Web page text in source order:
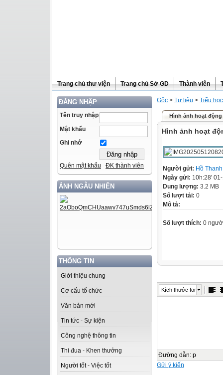
Trang chủ thư viện Trang chủ Sở GD Thành viên
ĐĂNG NHẬP
Tên truy nhập
Mật khẩu
Ghi nhớ
Quên mật khẩu ĐK thành viên
ẢNH NGẪU NHIÊN
THÔNG TIN
Giới thiệu chung
Cơ cấu tổ chức
Văn bản mới
Tin tức - Sự kiện
Công nghệ thông tin
Thi đua - Khen thưởng
Người tốt - Việc tốt
Gốc > Tư liệu > Tiểu học
Hình ảnh hoạt
Hình ảnh hoạt
Người gửi: Hồ
Ngày gửi: 10h:28'
Dung lượng: 3.2 MB
Số lượt tải: 0
Mô tả:
Số lượt thích: 0
Kích thước font
Đường dẫn: p
Gửi ý kiến